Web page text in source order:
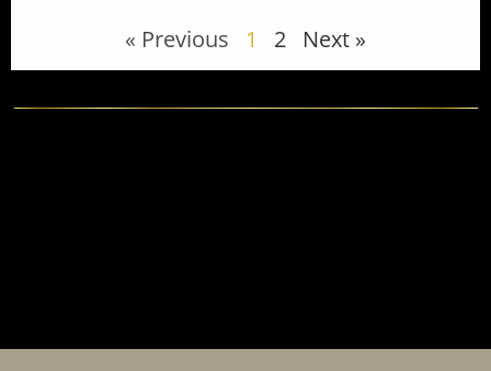
« Previous 1 2 Next »